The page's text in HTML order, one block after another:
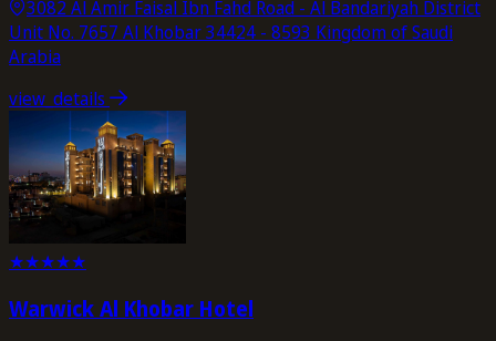
3082 Al Amir Faisal Ibn Fahd Road - Al Bandariyah District
Unit No. 7657 Al Khobar 34424 - 8593 Kingdom of Saudi
Arabia
view_details
★★★★★
Warwick Al Khobar Hotel